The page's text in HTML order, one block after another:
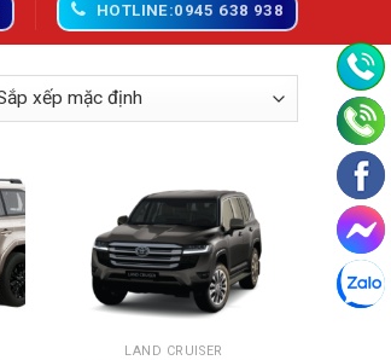
HOTLINE:0945 638 938
LAND CRUISER